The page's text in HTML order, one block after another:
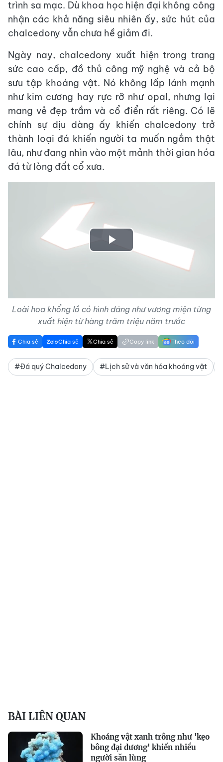
trình sa mạc. Dù khoa học hiện đại không công
nhận các khả năng siêu nhiên ấy, sức hút của
chalcedony vẫn chưa hề giảm đi.
Ngày nay, chalcedony xuất hiện trong trang
sức cao cấp, đồ thủ công mỹ nghệ và cả bộ
sưu tập khoáng vật. Nó không lấp lánh mạnh
như kim cương hay rực rỡ như opal, nhưng lại
mang vẻ đẹp trầm và cổ điển rất riêng. Có lẽ
chính sự dịu dàng ấy khiến chalcedony trở
thành loại đá khiến người ta muốn ngắm thật
lâu, như đang nhìn vào một mảnh thời gian hóa
đá từ lòng đất cổ xưa.
Play
Loài hoa khổng lồ có hình dáng như vương miện từng
xuất hiện từ hàng trăm triệu năm trước
Chia sẻ Chia sẻ Chia sẻ Copy link Theo dõi
#Đá quý Chalcedony #Lịch sử và văn hóa khoáng vật
BÀI LIÊN QUAN
Khoáng vật xanh trông như 'kẹo
bông đại dương' khiến nhiều
người săn lùng